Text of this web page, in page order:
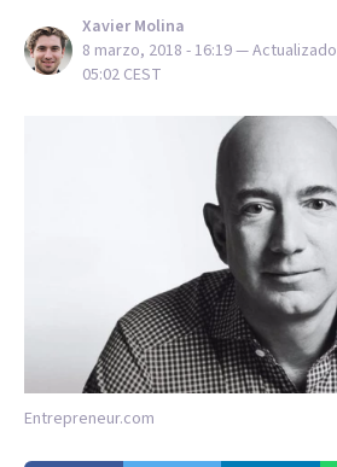
Xavier Molina
8 marzo, 2018 - 16:19— Actualizado
05:02 CEST
Entrepreneur.com